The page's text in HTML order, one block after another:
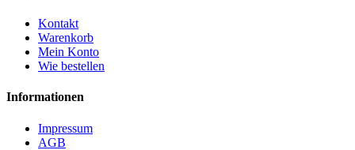
Kontakt
Warenkorb
Mein Konto
Wie bestellen
Informationen
Impressum
AGB